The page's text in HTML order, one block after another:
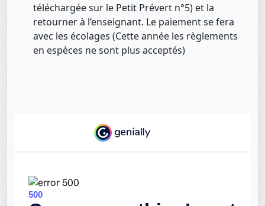
téléchargée sur le Petit Prévert n°5) et la
retourner à l’enseignant. Le paiement se fera
avec les écolages (Cette année les règlements
en espèces ne sont plus acceptés)